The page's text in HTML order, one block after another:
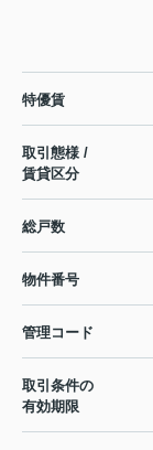
特優賃
取引態様 /
賃貸区分
総戸数
物件番号
管理コード
取引条件の
有効期限